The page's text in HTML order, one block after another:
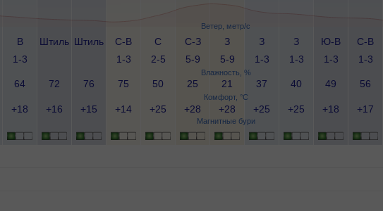
Ветер, метр/с
Влажность, %
Комфорт, °C
Магнитные бури
В
1-3
Штиль Штиль
С-В
1-3
С
2-5
С-З
5-9
З
5-9
З
1-3
З
1-3
Ю-В
1-3
С-В
1-3
64 72 76 75 50 25 21 37 40 49 56
+18 +16 +15 +14 +25 +28 +28 +25 +25 +18 +17